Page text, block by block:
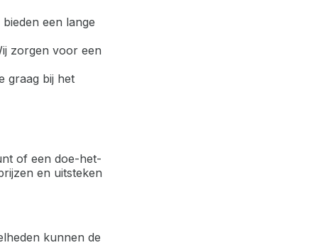
een lange
zorgen voor een
graag bij het
of een doe-het-
en uitsteken
kunnen de